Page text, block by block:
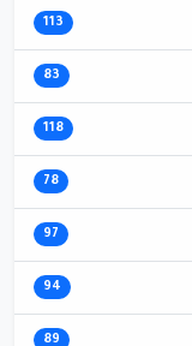
113
83
118
78
97
94
89